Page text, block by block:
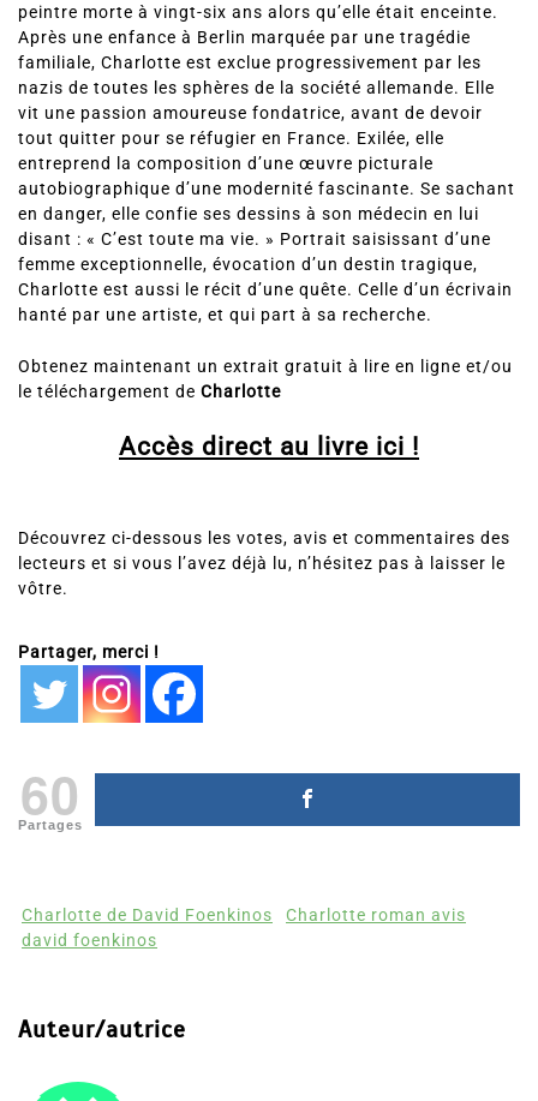
peintre morte à vingt-six ans alors qu’elle était enceinte.
Après une enfance à Berlin marquée par une tragédie
familiale, Charlotte est exclue progressivement par les
nazis de toutes les sphères de la société allemande. Elle
vit une passion amoureuse fondatrice, avant de devoir
tout quitter pour se réfugier en France. Exilée, elle
entreprend la composition d’une œuvre picturale
autobiographique d’une modernité fascinante. Se sachant
en danger, elle confie ses dessins à son médecin en lui
disant : « C’est toute ma vie. » Portrait saisissant d’une
femme exceptionnelle, évocation d’un destin tragique,
Charlotte est aussi le récit d’une quête. Celle d’un écrivain
hanté par une artiste, et qui part à sa recherche.
Obtenez maintenant un extrait gratuit à lire en ligne et/ou
le téléchargement de Charlotte
Accès direct au livre ici !
Découvrez ci-dessous les votes, avis et commentaires des
lecteurs et si vous l’avez déjà lu, n’hésitez pas à laisser le
vôtre.
Partager, merci !
60
Partages
Charlotte de David Foenkinos
Charlotte roman avis
david foenkinos
Auteur/autrice